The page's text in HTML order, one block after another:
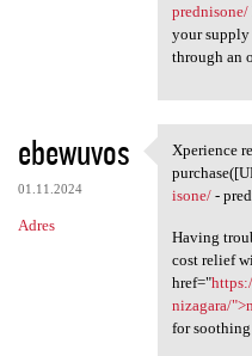
prednisone/
your
through an
ebewuvos
01.11.2024
Adres
Xperience
isone/-
Having
cost relief
href="
nizagara/
for soothing